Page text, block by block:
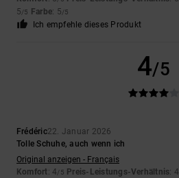
5/5 Farbe: 5/5
Ich empfehle dieses Produkt
4/5
Frédéric22. Januar 2026
Tolle Schuhe, auch wenn ich
Original anzeigen - Français
Komfort: 4/5 Preis-Leistungs-Verhältnis: 4